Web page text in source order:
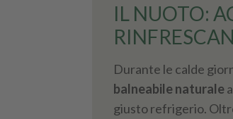
IL NUOTO:
Durante le calde
balneabile naturale
giusto refrigerio.